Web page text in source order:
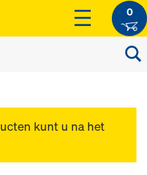
0
kunt u na het